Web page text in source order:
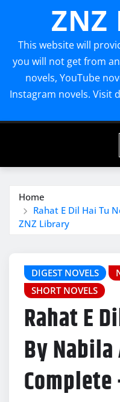
This website will
you will not get from
novels, YouTube
Instagram novels. Visit
Home
Rahat E Dil Hai Tu
ZNZ Library
DIGEST NOVELS
SHORT NOVELS
Rahat E
By Nabila